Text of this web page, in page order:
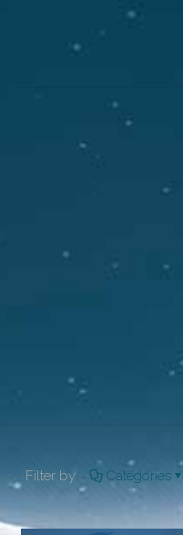
Filter by Categories